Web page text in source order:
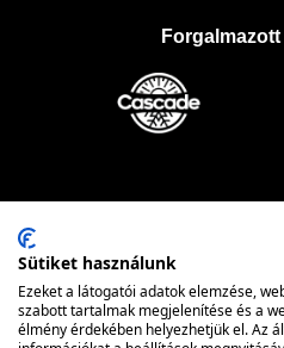
Sütiket használunk
Ezeket a látogatói adatok elemzése,
szabott tartalmak megjelenítése és a
élmény érdekében helyezhetjük el. Az